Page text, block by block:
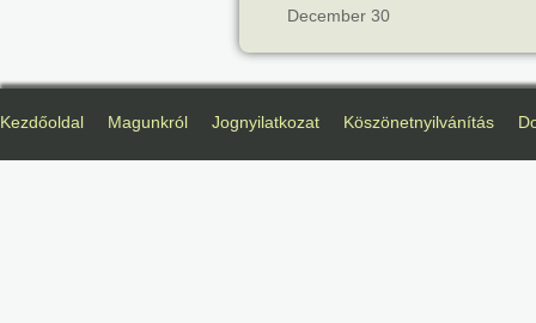
December 30
Kezdőoldal Magunkról Jognyilatkozat Köszönetnyilvánítás